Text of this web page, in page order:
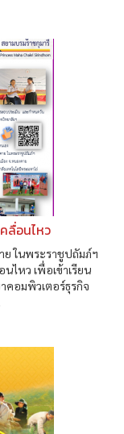
ลื่อนไหว
ย ในพระราชูปถัมภ์ฯ
ไหว เพื่อเข้าเรียน
อมพิวเตอร์ธุรกิจ